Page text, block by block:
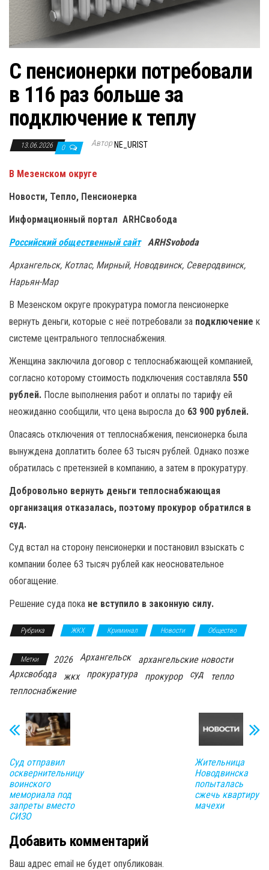
С пенсионерки потребовали
в 116 раз больше за
подключение к теплу
13.06.2026 0 Автор NE_URIST
В Мезенском округе
Новости, Тепло, Пенсионерка
Информационный портал ARHСвобода
Российский общественный сайтARHSvoboda
Архангельск, Котлас, Мирный, Новодвинск, Северодвинск,
Нарьян-Мар
В Мезенском округе прокуратура помогла пенсионерке
вернуть деньги, которые с неё потребовали за подключение к
системе центрального теплоснабжения.
Женщина заключила договор с теплоснабжающей компанией,
согласно которому стоимость подключения составляла 550
рублей. После выполнения работ и оплаты по тарифу ей
неожиданно сообщили, что цена выросла до 63 900 рублей.
Опасаясь отключения от теплоснабжения, пенсионерка была
вынуждена доплатить более 63 тысяч рублей. Однако позже
обратилась с претензией в компанию, а затем в прокуратуру.
Добровольно вернуть деньги теплоснабжающая
организация отказалась, поэтому прокурор обратился в
суд.
Суд встал на сторону пенсионерки и постановил взыскать с
компании более 63 тысяч рублей как неосновательное
обогащение.
Решение суда пока не вступило в законную силу.
Рубрика ЖКХ Криминал Новости Общество
Метки 2026 Архангельск
архангельские новости
Архсвобода
жкх прокуратура прокурор суд
тепло
теплоснабжение
Суд отправил
осквернительницу
воинского
мемориала под
запреты вместо
СИЗО
Жительница
Новодвинска
попыталась
сжечь квартиру
мачехи
Добавить комментарий
Ваш адрес email не будет опубликован.